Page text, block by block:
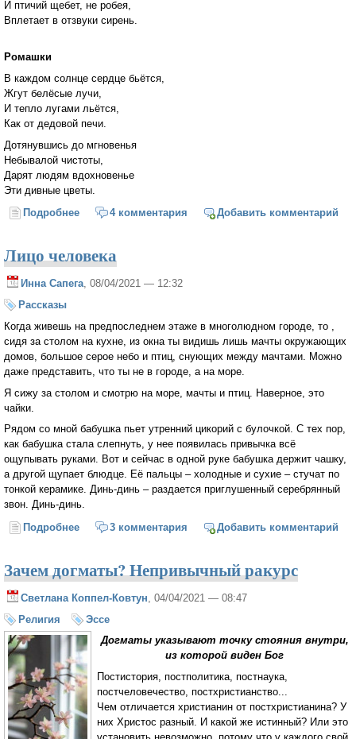
И птичий щебет, не робея,
Вплетает в отзвуки сирень.
Ромашки
В каждом солнце сердце бьётся,
Жгут белёсые лучи,
И тепло лугами льётся,
Как от дедовой печи.
Дотянувшись до мгновенья
Небывалой чистоты,
Дарят людям вдохновенье
Эти дивные цветы.
Подробнее о Сирень4 комментария Добавить комментарий
Лицо человека
Инна Сапега, 08/04/2021 — 12:32
Рассказы
Когда живешь на предпоследнем этаже в многолюдном городе, то ,
сидя за столом на кухне, из окна ты видишь лишь мачты окружающих
домов, большое серое небо и птиц, снующих между мачтами. Можно
даже представить, что ты не в городе, а на море.
Я сижу за столом и смотрю на море, мачты и птиц. Наверное, это
чайки.
Рядом со мной бабушка пьет утренний цикорий с булочкой. С тех пор,
как бабушка стала слепнуть, у нее появилась привычка всё
ощупывать руками. Вот и сейчас в одной руке бабушка держит чашку,
а другой щупает блюдце. Её пальцы – холодные и сухие – стучат по
тонкой керамике. Динь-динь – раздается приглушенный серебрянный
звон. Динь-динь.
Подробнее о Лицо человека
3 комментария Добавить комментарий
Зачем догматы? Непривычный ракурс
Светлана Коппел-Ковтун , 04/04/2021 — 08:47
Религия
Эссе
Догматы указывают точку стояния внутри,
из которой виден Бог
Постистория, постполитика, постнаука,
постчеловечество, постхристианство...
Чем отличается христианин от постхристианина? У
них Христос разный. И какой же истинный? Или это